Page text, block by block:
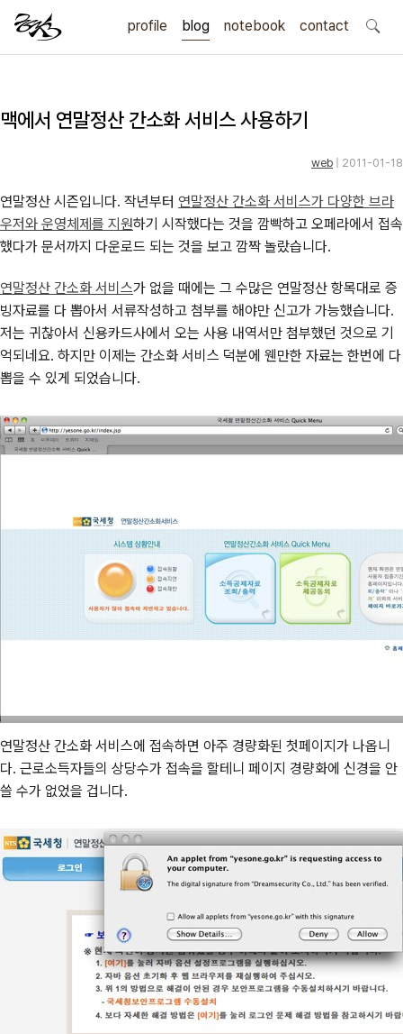
profile blog notebook contact
search
맥에서 연말정산 간소화 서비스 사용하기
web | 2011-01-18
연말정산 시즌입니다. 작년부터 연말정산 간소화 서비스가 다양한 브라
우저와 운영체제를 지원하기 시작했다는 것을 깜빡하고 오페라에서 접속
했다가 문서까지 다운로드 되는 것을 보고 깜짝 놀랐습니다.
연말정산 간소화 서비스가 없을 때에는 그 수많은 연말정산 항목대로 증
빙자료를 다 뽑아서 서류작성하고 첨부를 해야만 신고가 가능했습니다.
저는 귀찮아서 신용카드사에서 오는 사용 내역서만 첨부했던 것으로 기
억되네요. 하지만 이제는 간소화 서비스 덕분에 웬만한 자료는 한번에 다
뽑을 수 있게 되었습니다.
연말정산 간소화 서비스에 접속하면 아주 경량화된 첫페이지가 나옵니
다. 근로소득자들의 상당수가 접속을 할테니 페이지 경량화에 신경을 안
쓸 수가 없었을 겁니다.